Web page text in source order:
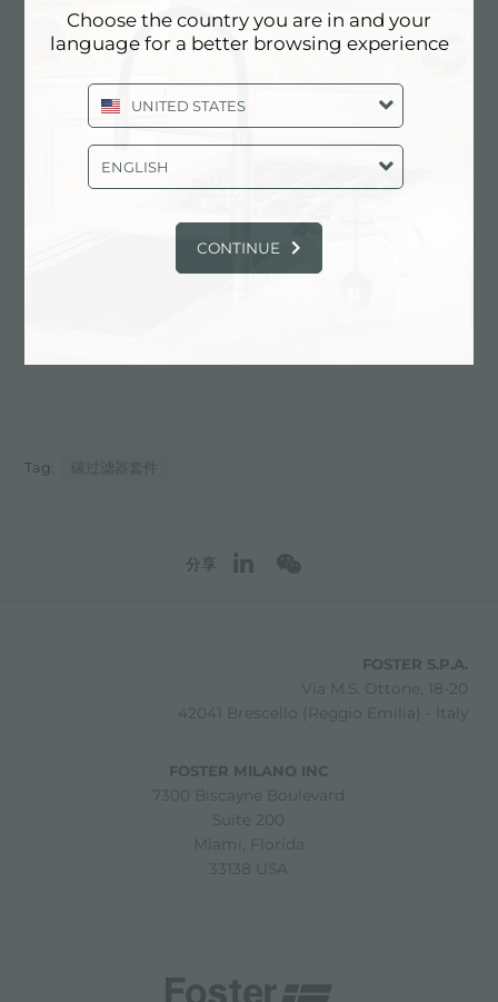
详细资料
产品编号 9700524
Tag: 碳过滤器套件
分享
FOSTER S.P.A.
Via M.S. Ottone, 18-20
42041 Brescello (Reggio Emilia) - Italy
FOSTER MILANO INC
7300 Biscayne Boulevard
Suite 200
Miami, Florida
33138 USA
Choose the country you are in and your
language for a better browsing experience
UNITED STATES
ENGLISH
CONTINUE